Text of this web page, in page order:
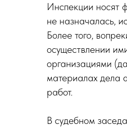
Инспекции носят
не назначалась,
Более того,
осуществлении
организациями
материалах дела
работ.
В судебном